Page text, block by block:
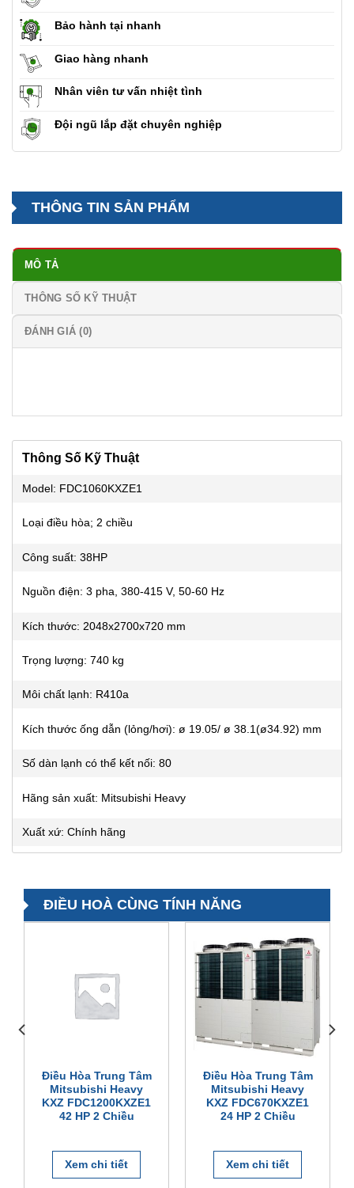
Bảo hành tại nhanh
Giao hàng nhanh
Nhân viên tư vấn nhiệt tình
Đội ngũ lắp đặt chuyên nghiệp
THÔNG TIN SẢN PHẨM
MÔ TẢ
THÔNG SỐ KỸ THUẬT
ĐÁNH GIÁ (0)
Thông Số Kỹ Thuật
Model: FDC1060KXZE1
Loại điều hòa; 2 chiều
Công suất: 38HP
Nguồn điện: 3 pha, 380-415 V, 50-60 Hz
Kích thước: 2048x2700x720 mm
Trọng lượng: 740 kg
Môi chất lạnh: R410a
Kích thước ống dẫn (lỏng/hơi): ø 19.05/ ø 38.1(ø34.92) mm
Số dàn lạnh có thể kết nối: 80
Hãng sản xuất: Mitsubishi Heavy
Xuất xứ: Chính hãng
ĐIỀU HOÀ CÙNG TÍNH NĂNG
Điều Hòa Trung Tâm
Mitsubishi Heavy
KXZ FDC1200KXZE1
42 HP 2 Chiều
Xem chi tiết
Điều Hòa Trung Tâm
Mitsubishi Heavy
KXZ FDC670KXZE1
24 HP 2 Chiều
Xem chi tiết